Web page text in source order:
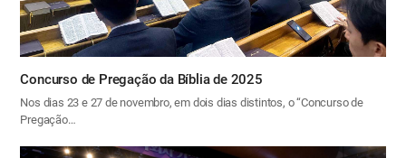
Concurso de Pregação da Bíblia de 2025
Nos dias 23 e 27 de novembro, em dois dias distintos, o “Concurso de
Pregação…